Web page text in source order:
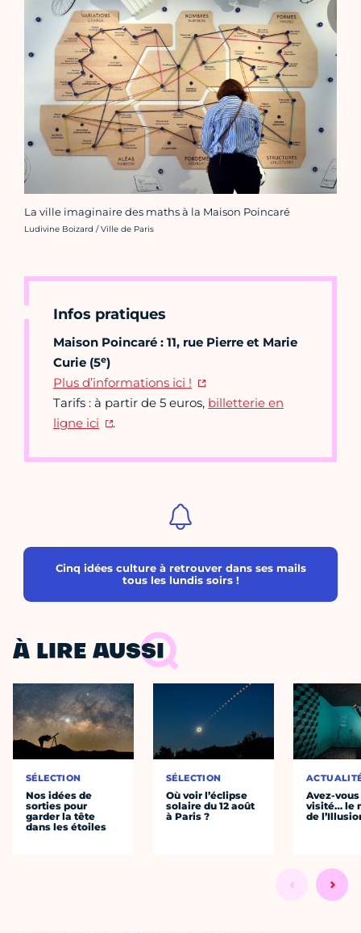
La ville imaginaire des maths à la Maison Poincaré
Crédit photo :
Ludivine Boizard / Ville de Paris
Infos pratiques
Maison Poincaré : 11, rue Pierre et Marie
Curie (5e)
Plus d’informations ici !
Tarifs : à partir de 5 euros, billetterie en
ligne ici
.
Cinq idées culture à retrouver dans ses mails
tous les lundis soirs !
À LIRE AUSSI
SÉLECTION
Nos idées de
sorties pour
garder la tête
dans les étoiles
SÉLECTION
Où voir l’éclipse
solaire du 12 août
à Paris ?
Avez-
visité… le
de